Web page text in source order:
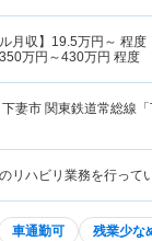
月収】 19.5万円～ 程度
350万円～430万円 程度
妻市 関東鉄道常総線
リハビリ業務を行って
車通勤可 残業少な